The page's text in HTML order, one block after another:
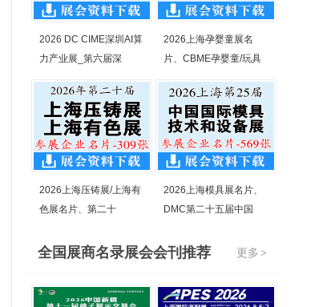
2026 DC CIME深圳AI算
力产业展_第六届深
2026上海孕婴童展名
片、CBME孕婴童/玩具
2026上海压铸展/上海有
色展名片、第二十
2026上海模具展名片、
DMC第二十五届中国
更多 >
全国展商名录展会会刊推荐